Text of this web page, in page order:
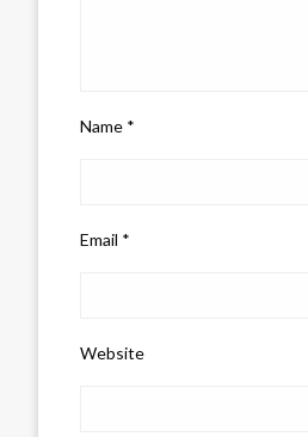
Name *
Email *
Website